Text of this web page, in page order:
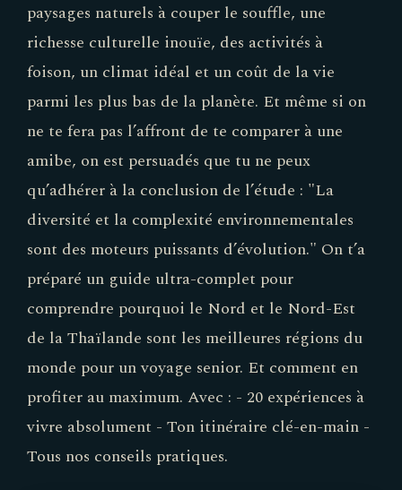
paysages naturels à couper le souffle, une
richesse culturelle inouïe, des activités à
foison, un climat idéal et un coût de la vie
parmi les plus bas de la planète. Et même si on
ne te fera pas l’affront de te comparer à une
amibe, on est persuadés que tu ne peux
qu’adhérer à la conclusion de l’étude : "La
diversité et la complexité environnementales
sont des moteurs puissants d’évolution." On t’a
préparé un guide ultra-complet pour
comprendre pourquoi le Nord et le Nord-Est
de la Thaïlande sont les meilleures régions du
monde pour un voyage senior. Et comment en
profiter au maximum. Avec : - 20 expériences à
vivre absolument - Ton itinéraire clé-en-main -
Tous nos conseils pratiques.